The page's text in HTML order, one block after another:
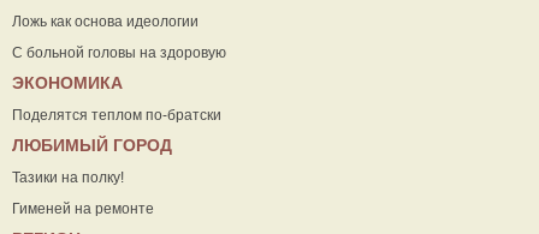
Ложь как основа идеологии
С больной головы на здоровую
ЭКОНОМИКА
Поделятся теплом по-братски
ЛЮБИМЫЙ ГОРОД
Тазики на полку!
Гименей на ремонте